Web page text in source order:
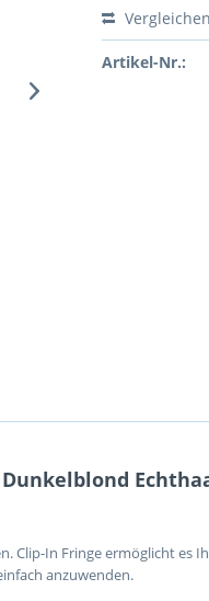
Vergleichen
Artikel-Nr.:
Clip-In Fringe ermöglicht
anzuwenden.